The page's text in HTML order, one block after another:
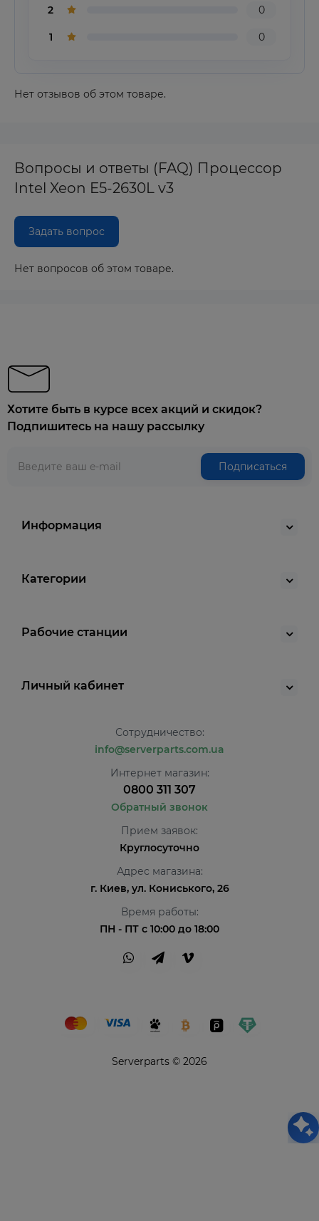
2 0
1 0
Нет отзывов об этом товаре.
Вопросы и ответы (FAQ) Процессор
Intel Xeon E5-2630L v3
Задать вопрос
Нет вопросов об этом товаре.
Хотите быть в курсе всех акций и скидок?
Подпишитесь на нашу рассылку
Подписаться
Информация
Категории
Рабочие станции
Личный кабинет
Сотрудничество:
info@serverparts.com.ua
Интернет магазин:
0800 311 307
Обратный звонок
Прием заявок:
Круглосуточно
Адрес магазина:
г. Киев, ул. Кониського, 26
Время работы:
ПН - ПТ с 10:00 до 18:00
Serverparts © 2026